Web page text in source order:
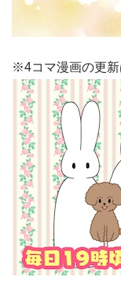
※4コマ漫画の更新